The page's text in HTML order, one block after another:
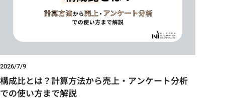
2026/7/9
構成比とは？計算方法から売上・アンケート分析
での使い方まで解説